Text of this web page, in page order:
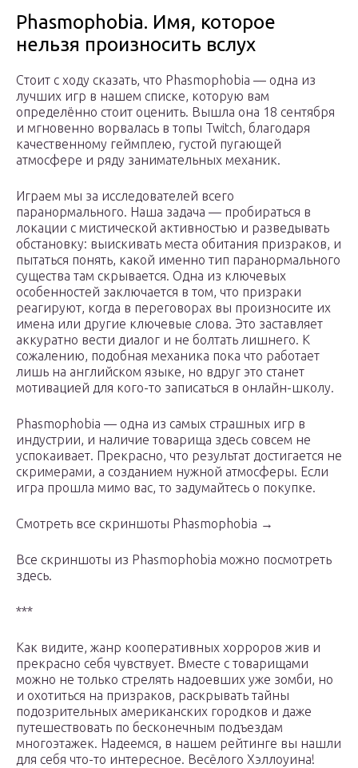
Phasmophobia. Имя, которое
нельзя произносить вслух
Стоит с ходу сказать, что Phasmophobia — одна из
лучших игр в нашем списке, которую вам
определённо стоит оценить. Вышла она 18 сентября
и мгновенно ворвалась в топы Twitch, благодаря
качественному геймплею, густой пугающей
атмосфере и ряду занимательных механик.
Играем мы за исследователей всего
паранормального. Наша задача — пробираться в
локации с мистической активностью и разведывать
обстановку: выискивать места обитания призраков, и
пытаться понять, какой именно тип паранормального
существа там скрывается. Одна из ключевых
особенностей заключается в том, что призраки
реагируют, когда в переговорах вы произносите их
имена или другие ключевые слова. Это заставляет
аккуратно вести диалог и не болтать лишнего. К
сожалению, подобная механика пока что работает
лишь на английском языке, но вдруг это станет
мотивацией для кого-то записаться в онлайн-школу.
Phasmophobia — одна из самых страшных игр в
индустрии, и наличие товарища здесь совсем не
успокаивает. Прекрасно, что результат достигается не
скримерами, а созданием нужной атмосферы. Если
игра прошла мимо вас, то задумайтесь о покупке.
Смотреть все скриншоты Phasmophobia →
Все скриншоты из Phasmophobia можно посмотреть
здесь.
***
Как видите, жанр кооперативных хорроров жив и
прекрасно себя чувствует. Вместе с товарищами
можно не только стрелять надоевших уже зомби, но
и охотиться на призраков, раскрывать тайны
подозрительных американских городков и даже
путешествовать по бесконечным подъездам
многоэтажек. Надеемся, в нашем рейтинге вы нашли
для себя что-то интересное. Весёлого Хэллоуина!